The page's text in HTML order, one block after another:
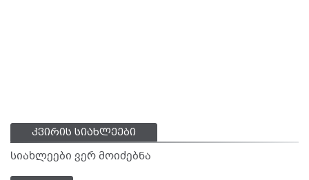
კვირის სიახლეები
სიახლეები ვერ მოიძებნა